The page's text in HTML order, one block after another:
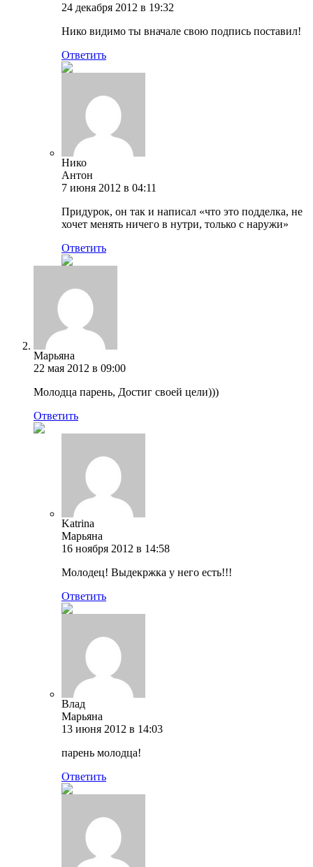
24 декабря 2012 в 19:32
Нико видимо ты вначале свою подпись поставил!
Ответить
Нико
Антон
7 июня 2012 в 04:11
Придурок, он так и написал «что это подделка, не
хочет менять ничего в нутри, только с наружи»
Ответить
Марьяна
22 мая 2012 в 09:00
Молодца парень, Достиг своей цели)))
Ответить
Katrina
Марьяна
16 ноября 2012 в 14:58
Молодец! Выдекржка у него есть!!!
Ответить
Влад
Марьяна
13 июня 2012 в 14:03
парень молодца!
Ответить